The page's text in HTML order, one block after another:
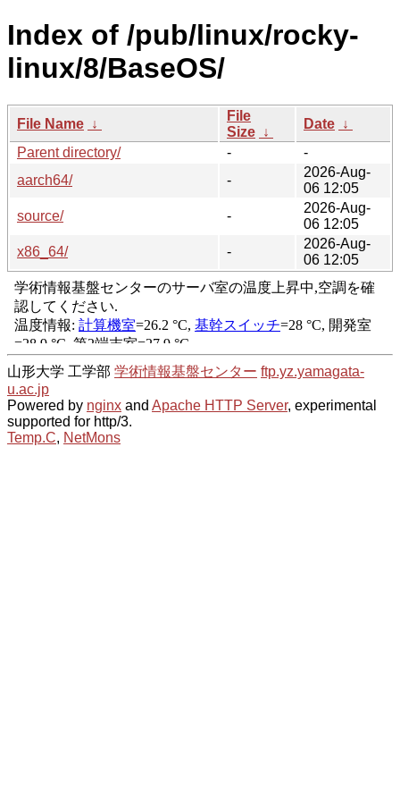
Index of /pub/linux/rocky-
linux/8/BaseOS/
File Name ↓
File
Size ↓
Date ↓
Parent directory/
-
-
aarch64/
-
2026-Aug-
06 12:05
source/
-
2026-Aug-
06 12:05
x86_64/
-
2026-Aug-
06 12:05
山形大学 工学部 学術情報基盤センター ftp.yz.yamagata-
u.ac.jp
Powered by nginx and Apache HTTP Server, experimental
supported for http/3.
Temp.C, NetMons